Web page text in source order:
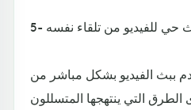
حي للفيديو من تلقاء نفسه
ببث الفيديو بشكل مباشر من
التي ينتهجها المتسللون